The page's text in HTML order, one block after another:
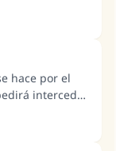
mientras que
legales nada
que obligue
de dar
a cada oveja
debe
hace por el
interceder